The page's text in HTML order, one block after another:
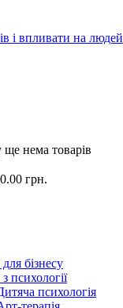
і впливати на людей
нема товарів
0.00 грн.
бізнесу
психології
психологія